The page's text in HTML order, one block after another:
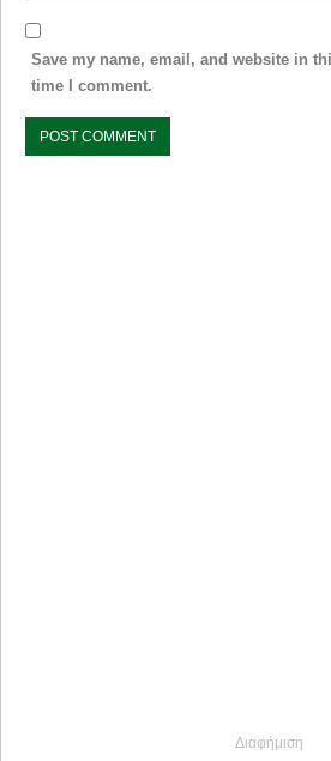
Save my name, email, and website in
time I comment.
Διαφήμιση